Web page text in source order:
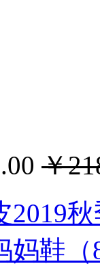
￥
2019
鞋（